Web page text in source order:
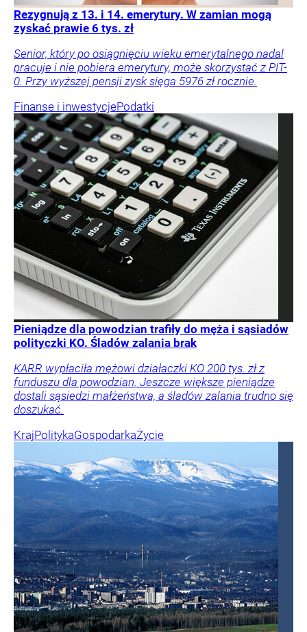
Rezygnują z 13. i 14. emerytury. W zamian mogą
zyskać prawie 6 tys. zł
Senior, który po osiągnięciu wieku emerytalnego nadal
pracuje i nie pobiera emerytury, może skorzystać z PIT-
0. Przy wyższej pensji zysk sięga 5976 zł rocznie.
Finanse i inwestycjePodatki
Pieniądze dla powodzian trafiły do męża i sąsiadów
polityczki KO. Śladów zalania brak
KARR wypłaciła mężowi działaczki KO 200 tys. zł z
funduszu dla powodzian. Jeszcze większe pieniądze
dostali sąsiedzi małżeństwa, a śladów zalania trudno się
doszukać.
KrajPolitykaGospodarkaŻycie